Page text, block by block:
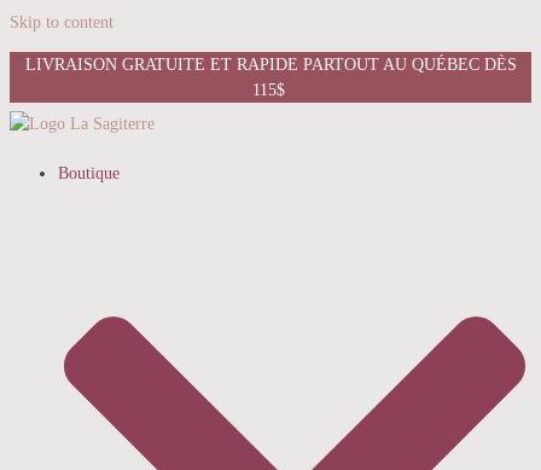
Skip to content
LIVRAISON GRATUITE ET RAPIDE PARTOUT AU QUÉBEC DÈS
115$
Boutique